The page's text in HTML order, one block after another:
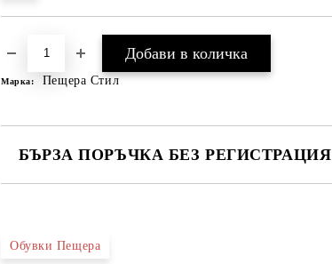
Марка: Пещера Стил
БЪРЗА ПОРЪЧКА БЕЗ РЕГИСТРАЦИЯ
Обувки Пещера